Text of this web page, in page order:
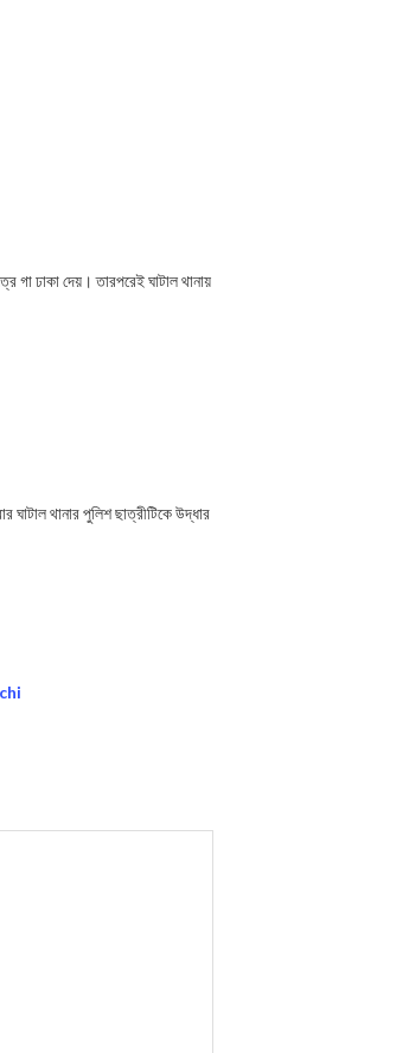
গা ঢাকা দেয়। তারপরেই ঘাটাল থানায়
ঘাটাল থানার পুলিশ ছাত্রীটিকে উদ্ধার